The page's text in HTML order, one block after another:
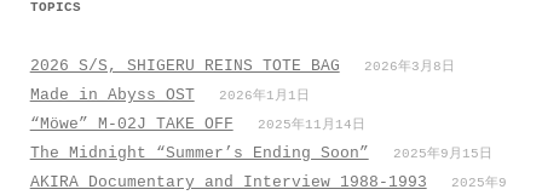
TOPICS
2026 S/S, SHIGERU REINS TOTE BAG 2026年3月8日
Made in Abyss OST 2026年1月1日
“Möwe” M-02J TAKE OFF 2025年11月14日
The Midnight “Summer’s Ending Soon” 2025年9月15日
AKIRA Documentary and Interview 1988-1993
2025年9